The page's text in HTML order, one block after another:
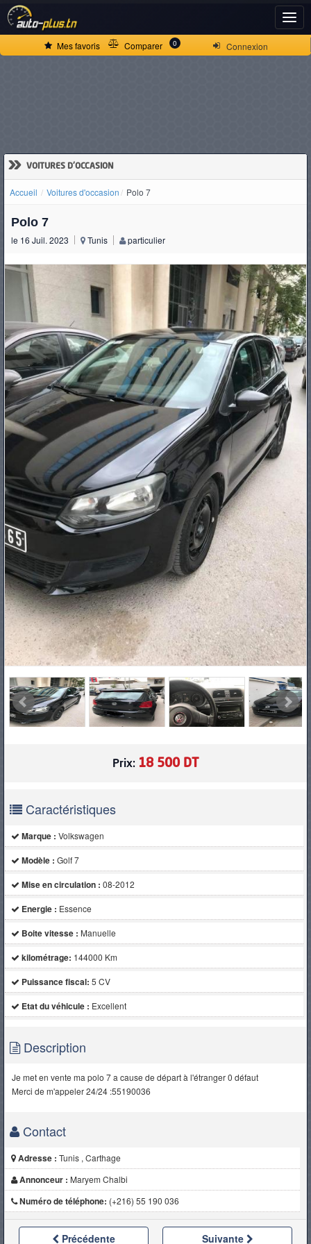
Connexion
Mes favoris Comparer 0
» VOITURES D'OCCASION
Accueil Voitures d'occasion Polo 7
Polo 7
le 16 Juil. 2023 Tunis particulier
Prix: 18 500 DT
Caractéristiques
Marque : Volkswagen
Modèle : Golf 7
Mise en circulation : 08-2012
Energie : Essence
Boite vitesse : Manuelle
kilométrage: 144000 Km
Puissance fiscal: 5 CV
Etat du véhicule : Excellent
Description
Je met en vente ma polo 7 a cause de départ à l'étranger 0 défaut
Merci de m'appeler 24/24 :55190036
Contact
Adresse : Tunis , Carthage
Annonceur : Maryem Chalbi
Numéro de téléphone: (+216) 55 190 036
Précédente Suivante
ACCUEIL
D'OCCASION
CAMIONS
PNEUS